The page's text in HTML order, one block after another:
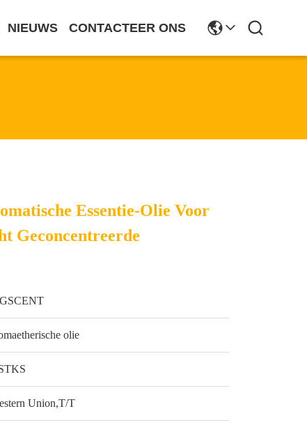
NIEUWS CONTACTEER ONS
Essentie-Olie Voor
Geconcentreerde
olie
Union,T/T